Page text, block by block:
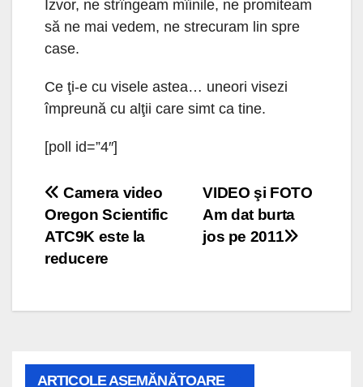
Izvor, ne strîngeam mîinile, ne promiteam
să ne mai vedem, ne strecuram lin spre
case.
Ce ţi-e cu visele astea… uneori visezi
împreună cu alţii care simt ca tine.
[poll id=”4″]
Navigare
în
articole
VIDEO şi FOTO
Am dat burta
jos pe 2011
Camera video
Oregon Scientific
ATC9K este la
reducere
ARTICOLE ASEMĂNĂTOARE